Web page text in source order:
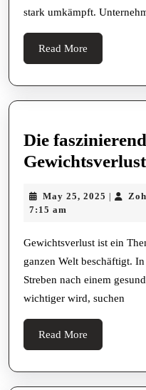
stark umkämpft.
Read More
More
Die
May 25, 2025 May
|
7:15 am
Gewichtsverlust ist ein
ganzen Welt beschäftigt.
Streben nach einem
wichtiger wird, suchen
Read More
More